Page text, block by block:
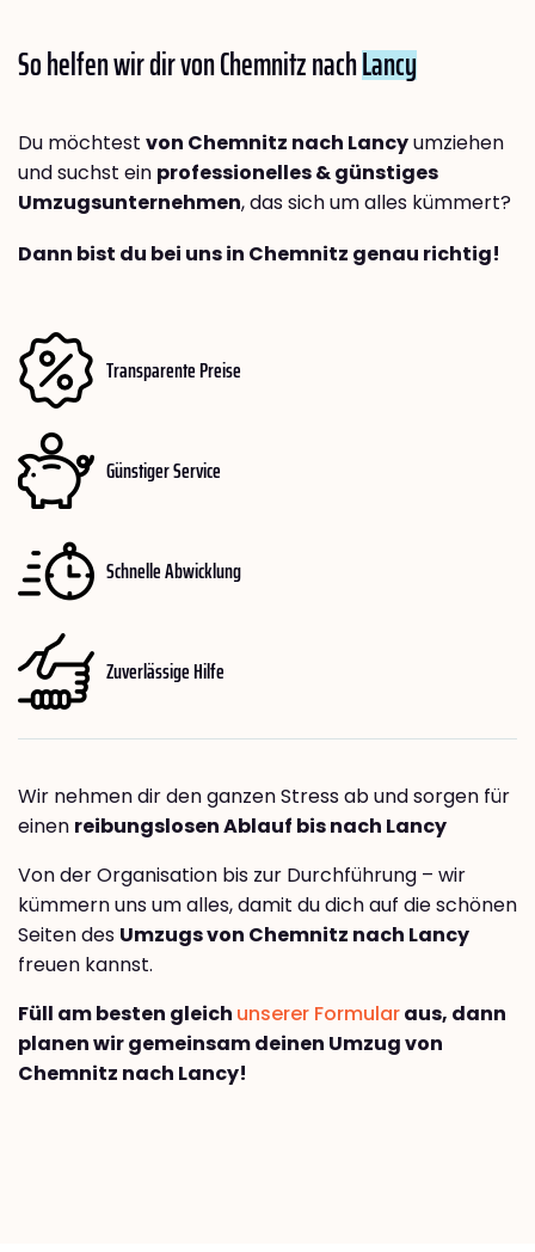
So helfen wir dir von Chemnitz nachLancy
Du möchtest von Chemnitz nach Lancyumziehen
und suchst ein professionelles & günstiges
Umzugsunternehmen, das sich um alles kümmert?
Dann bist du bei uns in Chemnitz genau richtig!
Transparente Preise
Günstiger Service
Schnelle Abwicklung
Zuverlässige Hilfe
Wir nehmen dir den ganzen Stress ab und sorgen für
einen reibungslosen Ablauf bis nach Lancy
Von der Organisation bis zur Durchführung – wir
kümmern uns um alles, damit du dich auf die schönen
Seiten des Umzugs von Chemnitz nach Lancy
freuen kannst.
Füll am besten gleich unserer Formularaus, dann
planen wir gemeinsam deinen Umzug von
Chemnitz nach Lancy!